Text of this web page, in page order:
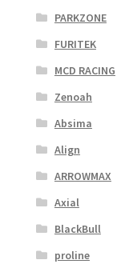
PARKZONE
FURITEK
MCD RACING
Zenoah
Absima
Align
ARROWMAX
Axial
BlackBull
proline